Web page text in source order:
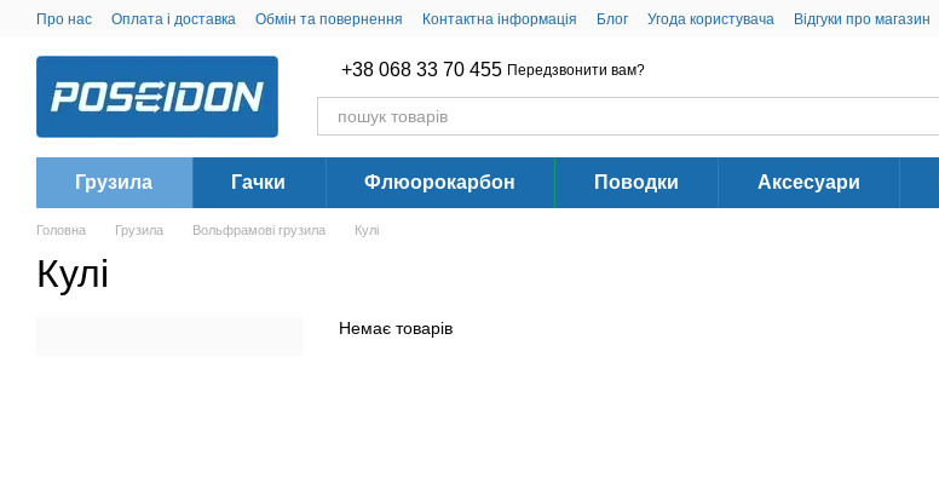
Перейти до основного контенту
Про нас Оплата і доставка Обмін та повернення Контактна інформація Блог Угода користувача Відгуки про магазин
+38 068 33 70 455 Передзвонити вам?
Грузила Гачки Флюорокарбон Поводки Аксесуари
Головна Грузила Вольфрамові грузила Кулі
Кулі
Немає товарів